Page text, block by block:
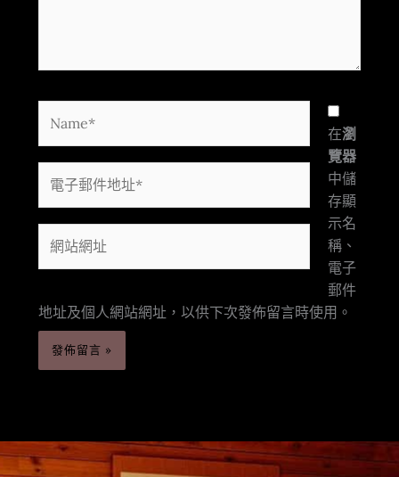
件
*
站
在瀏
覽器
中儲
存顯
示名
稱、
電子
郵件
地址及個人網站網址，以供下次發佈留言時使用。